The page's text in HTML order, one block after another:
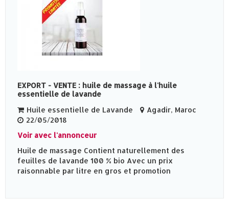
EXPORT - VENTE : huile de massage à l'huile
essentielle de lavande
Huile essentielle de Lavande
Agadir, Maroc
22/05/2018
Voir avec l'annonceur
Huile de massage Contient naturellement des
feuilles de lavande 100 % bio Avec un prix
raisonnable par litre en gros et promotion